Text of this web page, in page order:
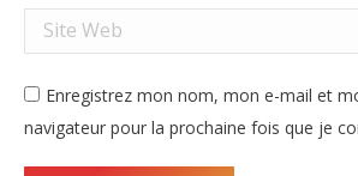
Site Web
Enregistrez mon nom, mon e-mail et
navigateur pour la prochaine fois que je